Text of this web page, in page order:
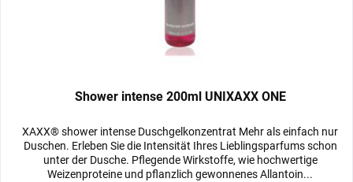
Shower intense 200ml UNIXAXX ONE
XAXX® shower intense Duschgelkonzentrat Mehr als einfach nur
Duschen. Erleben Sie die Intensität Ihres Lieblingsparfums schon
unter der Dusche. Pflegende Wirkstoffe, wie hochwertige
Weizenproteine und pflanzlich gewonnenes Allantoin...